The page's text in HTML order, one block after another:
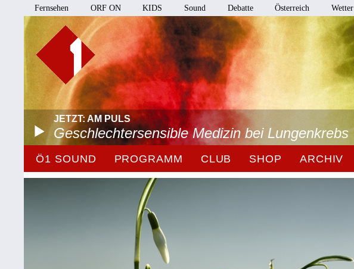
Fernsehen ORF ON KIDS Sound Debatte Österreich Wetter
JETZT: AM PULS
Geschlechtersensible Medizin bei Lungenkrebs
Ö1 SOUND PROGRAMM CLUB SHOP ARCHIV